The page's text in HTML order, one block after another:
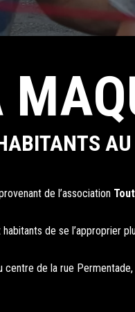
de l’association
de se l’approprier
de la rue